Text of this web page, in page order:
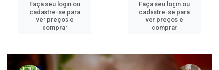
Faça seu login ou
cadastre-se para
ver preços e
comprar
Faça seu login ou
cadastre-se para
ver preços e
comprar